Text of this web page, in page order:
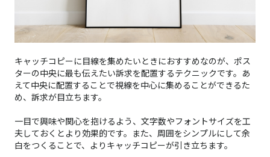
キャッチコピーに目線を集めたいときにおすすめなのが、ポス
ターの中央に最も伝えたい訴求を配置するテクニックです。​​​​​​​​​​​​​​あ
えて中央に配置することで視線を中心に集めることができるた
め、訴求が目立ちます。
一目で興味や関心を抱けるよう、文字数やフォントサイズを工
夫しておくとより効果的です。また、周囲をシンプルにして余
白をつくることで、よりキャッチコピーが引き立ちます。